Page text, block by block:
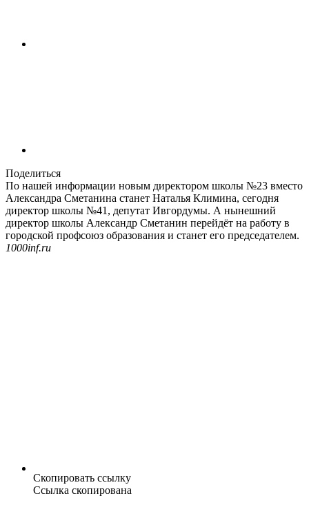
Поделиться
По нашей информации новым директором школы №23 вместо
Александра Сметанина станет Наталья Климина, сегодня
директор школы №41, депутат Ивгордумы. А нынешний
директор школы Александр Сметанин перейдёт на работу в
городской профсоюз образования и станет его председателем.
1000inf.ru
Скопировать ссылку
Ссылка скопирована